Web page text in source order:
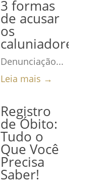
3 formas
de acusar
os
caluniadores
Denunciação...
Leia mais →
Registro
de Óbito:
Tudo o
Que Você
Precisa
Saber!